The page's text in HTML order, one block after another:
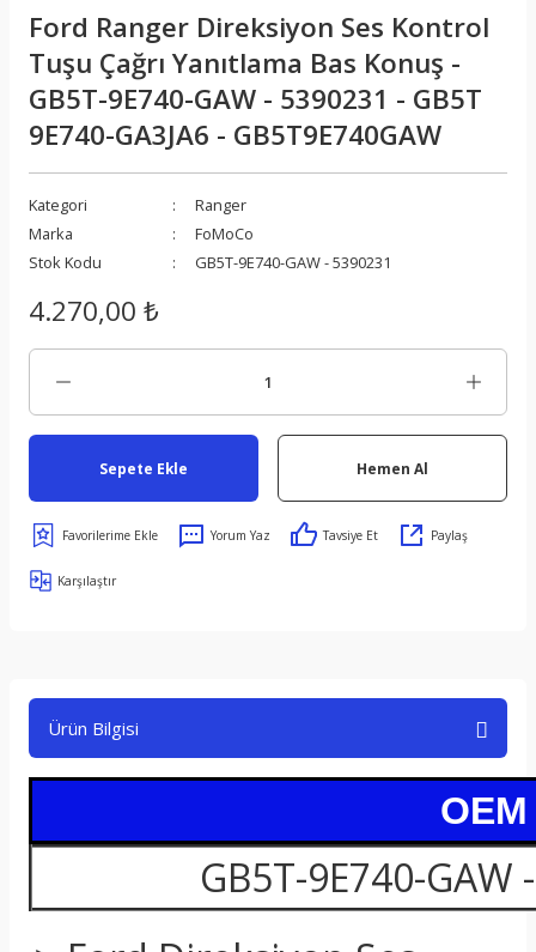
Ford Ranger Direksiyon Ses Kontrol
Tuşu Çağrı Yanıtlama Bas Konuş -
GB5T-9E740-GAW - 5390231 - GB5T
9E740-GA3JA6 - GB5T9E740GAW
Kategori
Ranger
Marka
FoMoCo
Stok Kodu
GB5T-9E740-GAW - 5390231
4.270,00 ₺
Sepete Ekle Hemen Al
Yorum Yaz Tavsiye Et Paylaş
Karşılaştır
Ürün Bilgisi
GB5T-9E740-GAW